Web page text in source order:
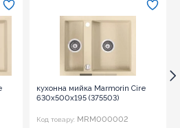
кухонна мийка Marmorin Cire
630х500х195 (375503)
Код товару: MRM000002